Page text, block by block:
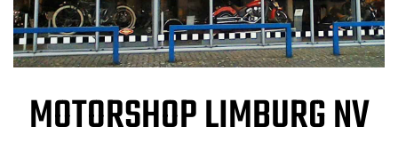
MOTORSHOP LIMBURG NV